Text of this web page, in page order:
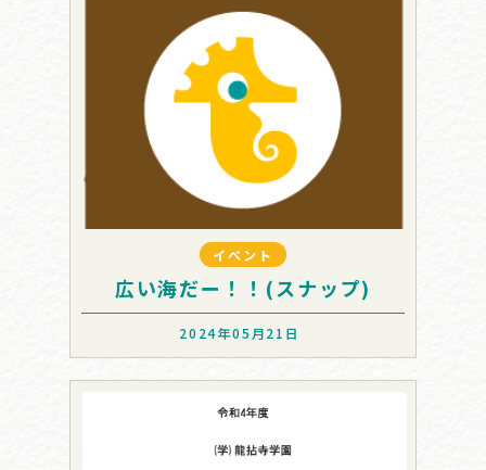
イベント
広い海だー！！(スナップ)
2024年05月21日